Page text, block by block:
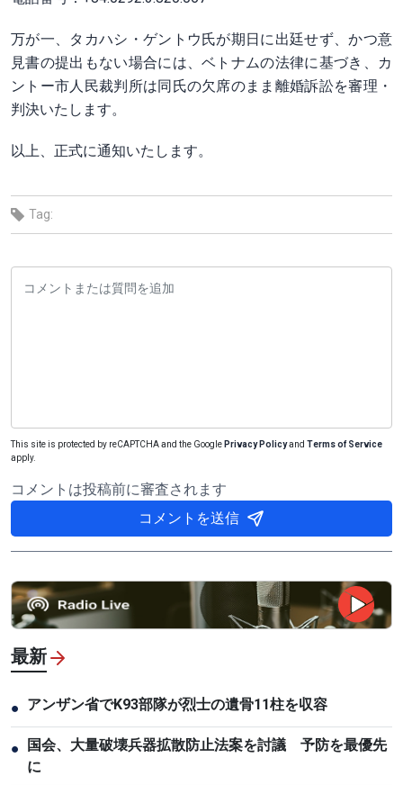
万が一、タカハシ・ゲントウ氏が期日に出廷せず、かつ意
見書の提出もない場合には、ベトナムの法律に基づき、カ
ントー市人民裁判所は同氏の欠席のまま離婚訴訟を審理・
判決いたします。
以上、正式に通知いたします。
Tag:
This site is protected by reCAPTCHA and the Google Privacy Policyand Terms of Service
apply.
コメントは投稿前に審査されます
コメントを送信
最新
● アンザン省でK93部隊が烈士の遺骨11柱を収容
●
国会、大量破壊兵器拡散防止法案を討議 予防を最優先
に